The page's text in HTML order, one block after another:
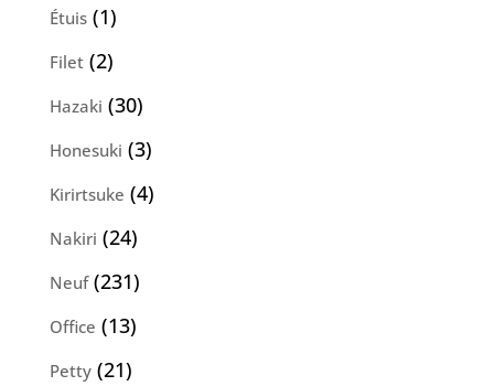
Étuis 11
produit
Filet 22
produits
Hazaki 3030
produits
Honesuki 33
produits
Kirirtsuke 44
Nakiri 2424
produits
Neuf 231231
produits
Office 1313
produits
Petty 2121